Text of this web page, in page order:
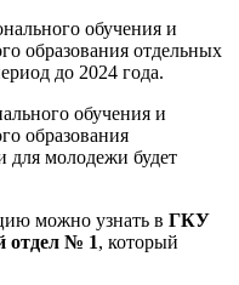
обучения и
образования отдельных
до 2024 года.
обучения и
образования
для молодежи будет
можно узнать в ГКУ
№ 1, который